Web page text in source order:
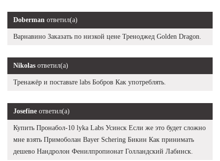
Doberman ответил(а)
Варнавино Заказать по низкой цене Треноджед Golden Dragon.
Nikolas ответил(а)
Тренажёр и поставьте labs Бобров Как употреблять.
Josefine ответил(а)
Купить Пронабол-10 lyka Labs Усинск Если же это будет сложно
мне взять Примоболан Bayer Schering Бикин Как принимать
дешево Нандролон Фенилпропионат Голландский Лабинск.